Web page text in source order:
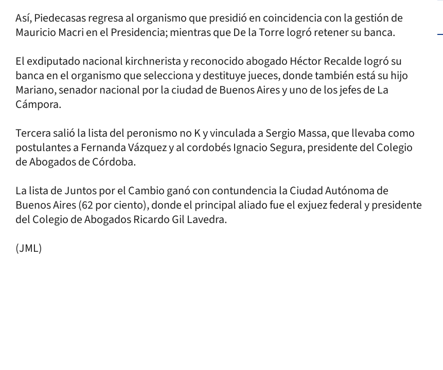
Así, Piedecasas regresa al organismo que presidió en coincidencia con la gestión de
Mauricio Macri en el Presidencia; mientras que De la Torre logró retener su banca.
El exdiputado nacional kirchnerista y reconocido abogado Héctor Recalde logró su
banca en el organismo que selecciona y destituye jueces, donde también está su hijo
Mariano, senador nacional por la ciudad de Buenos Aires y uno de los jefes de La
Cámpora.
Tercera salió la lista del peronismo no K y vinculada a Sergio Massa, que llevaba como
postulantes a Fernanda Vázquez y al cordobés Ignacio Segura, presidente del Colegio
de Abogados de Córdoba.
La lista de Juntos por el Cambio ganó con contundencia la Ciudad Autónoma de
Buenos Aires (62 por ciento), donde el principal aliado fue el exjuez federal y presidente
del Colegio de Abogados Ricardo Gil Lavedra.
(JML)